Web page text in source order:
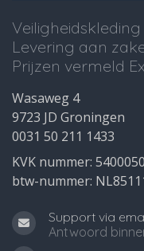
Levering aan
Prijzen vermeld
Wasaweg 4
9723 JD Groningen
0031 50 211 1433
KVK nummer:
btw-nummer:
Support via
Antwoord